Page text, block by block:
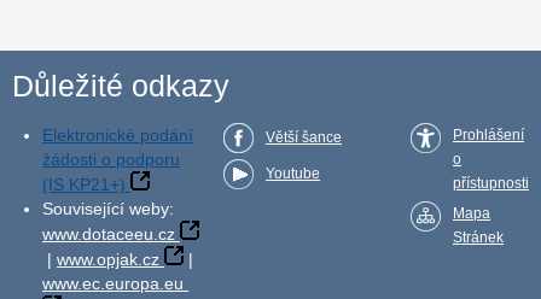
Důležité odkazy
Elektronické podání
žádosti o podporu
(IS KP21+)
Související weby:
www.dotaceeu.cz
| www.opjak.cz
|
www.ec.europa.eu
Větší šance
Youtube
Prohlášení
o
přístupnosti
Mapa
Stránek